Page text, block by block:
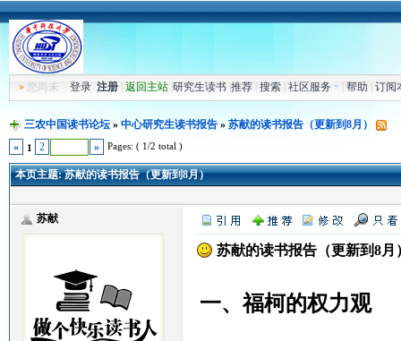
»您尚未 登录 注册| 返回主站| 研究生读书| 推荐| 搜索| 社区服务 帮助 订阅
三农中国读书论坛» 中心研究生读书报告» 苏献的读书报告（更新到8月）
«
1 2 » Pages: ( 1/2 total )
本页主题:苏献的读书报告（更新到8月）
苏献
苏献的读书报告（更新到8月
一、福柯的权力观